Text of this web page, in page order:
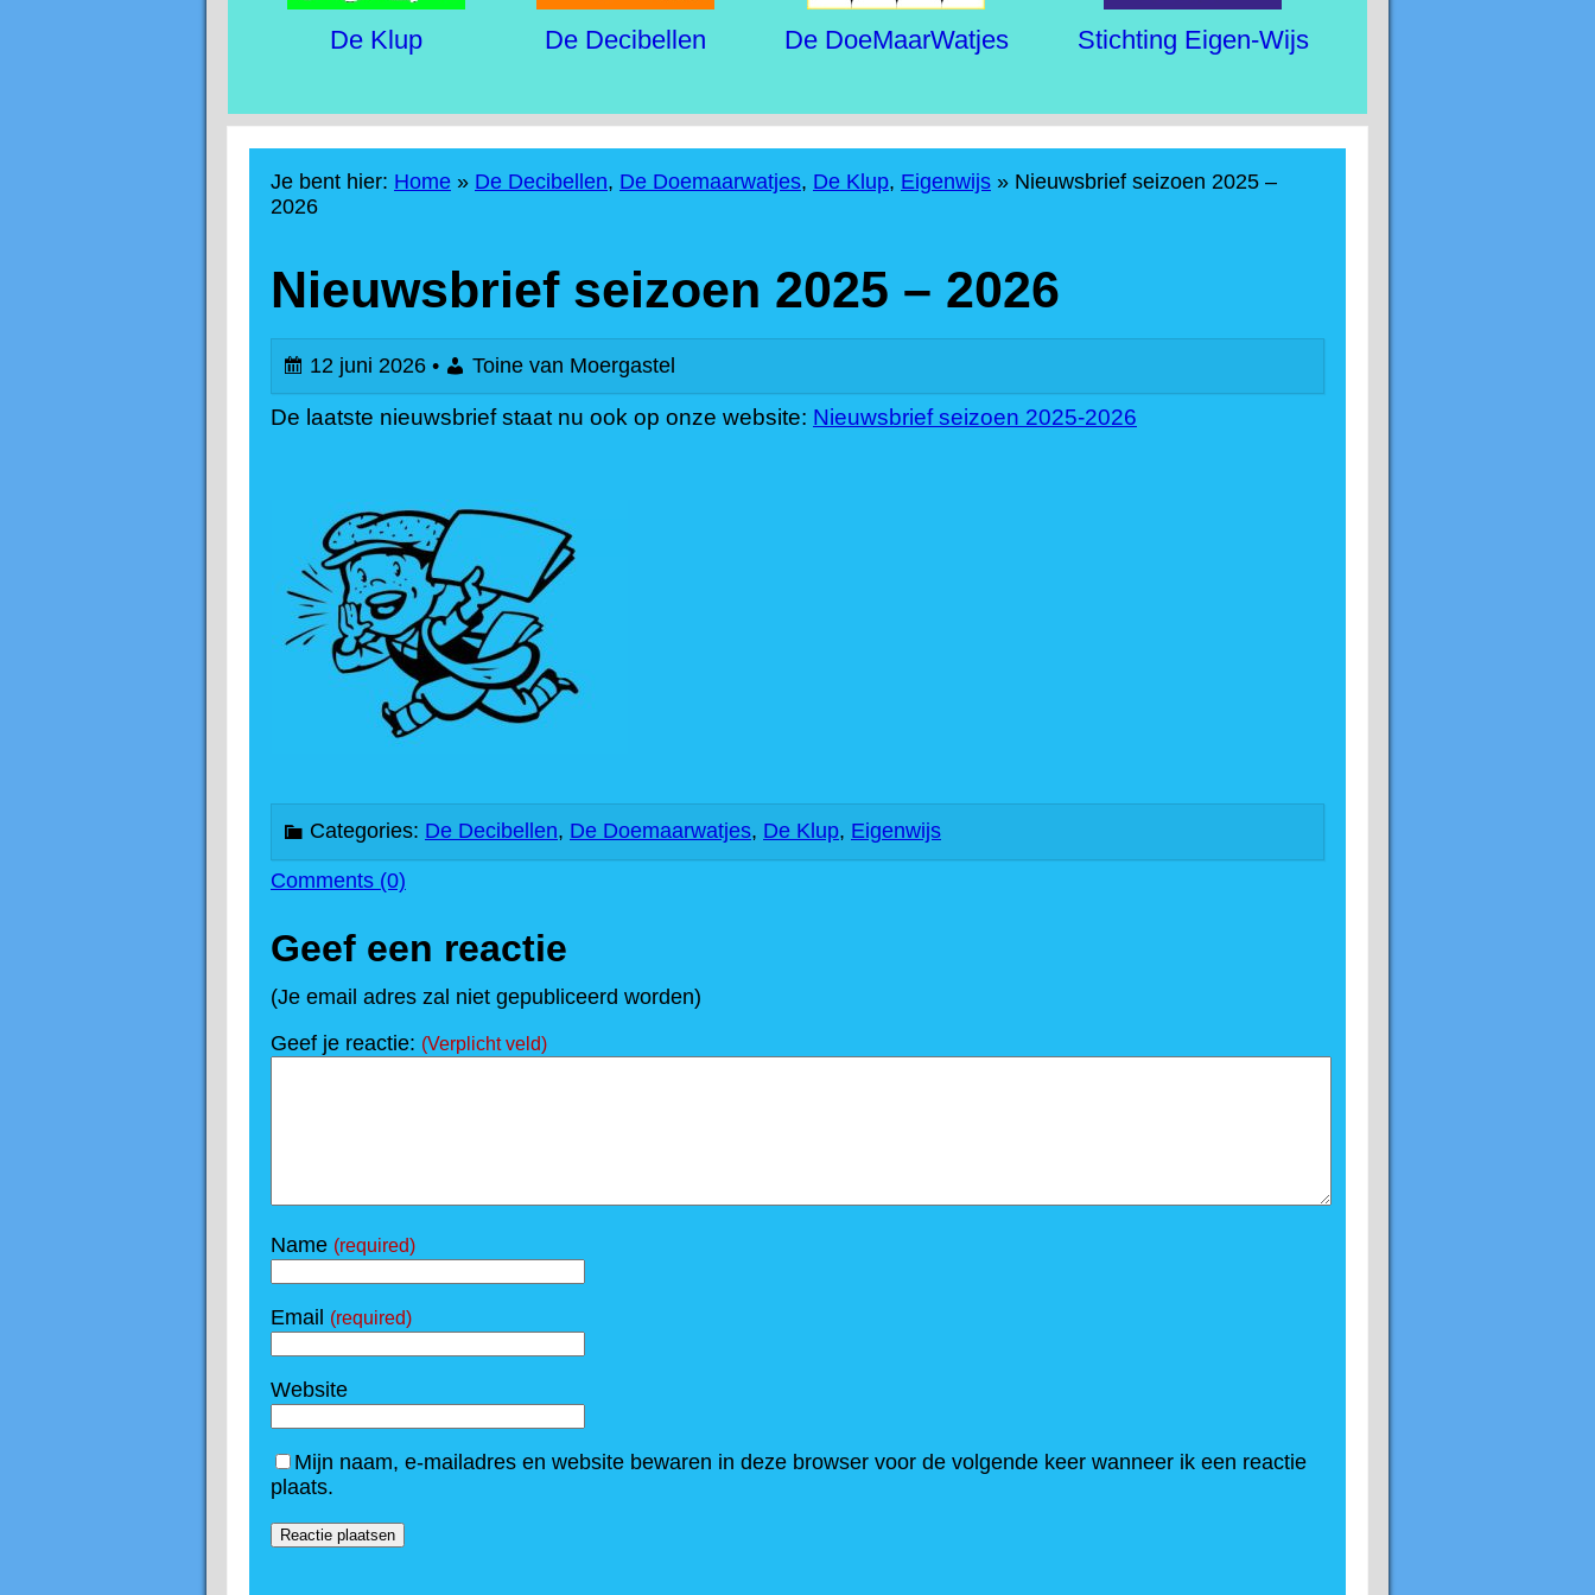
m
De Klup De Decibellen De DoeMaarWatjes Stichting Eigen-Wijs
Je bent hier: Home » De Decibellen, De Doemaarwatjes, De Klup, Eigenwijs » Nieuwsbrief seizoen 2025 –
2026
Nieuwsbrief seizoen 2025 – 2026
12 juni 2026 • Toine van Moergastel
De laatste nieuwsbrief staat nu ook op onze website: Nieuwsbrief seizoen 2025-2026
Categories: De Decibellen, De Doemaarwatjes, De Klup, Eigenwijs
Comments (0)
Geef een reactie
(Je email adres zal niet gepubliceerd worden)
Geef je reactie: (Verplicht veld)
Name (required)
Email (required)
Website
Mijn naam, e-mailadres en website bewaren in deze browser voor de volgende keer wanneer ik een reactie
plaats.